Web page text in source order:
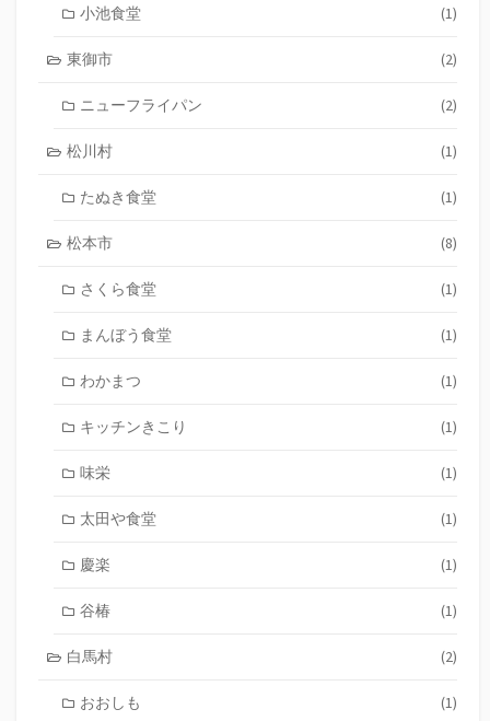
小池食堂 (1)
東御市 (2)
ニューフライパン (2)
松川村 (1)
たぬき食堂 (1)
松本市 (8)
さくら食堂 (1)
まんぼう食堂 (1)
わかまつ (1)
キッチンきこり (1)
味栄 (1)
太田や食堂 (1)
慶楽 (1)
谷椿 (1)
白馬村 (2)
おおしも (1)